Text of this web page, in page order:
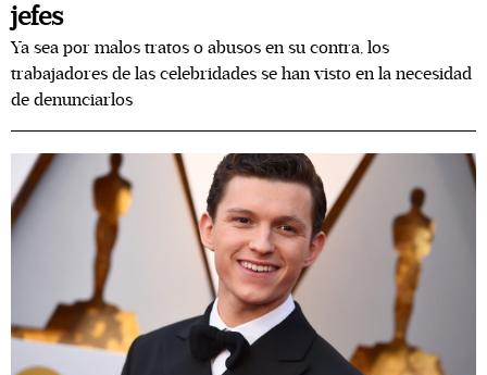
jefes
Ya sea por malos tratos o abusos en su contra, los
trabajadores de las celebridades se han visto en la necesidad
de denunciarlos